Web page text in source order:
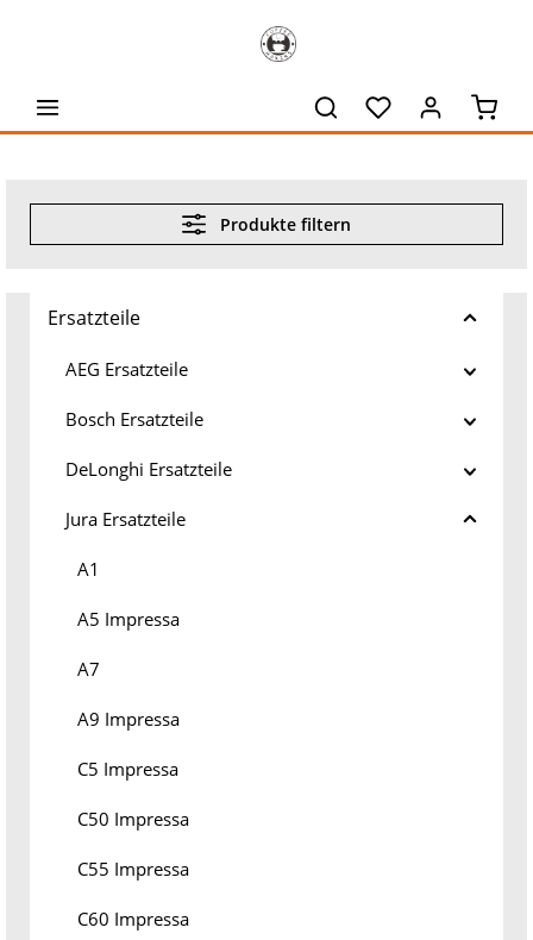
Produkte filtern
Ersatzteile
AEG Ersatzteile
Bosch Ersatzteile
DeLonghi Ersatzteile
Jura Ersatzteile
A1
A5 Impressa
A7
A9 Impressa
C5 Impressa
C50 Impressa
C55 Impressa
C60 Impressa